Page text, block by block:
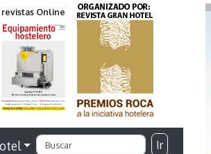
Online
Ir